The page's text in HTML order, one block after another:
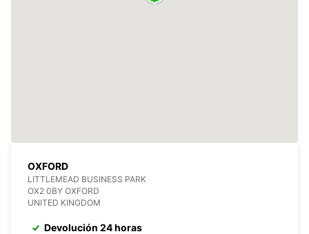
OXFORD
LITTLEMEAD BUSINESS PARK
OX2 0BY OXFORD
UNITED KINGDOM
Devolución 24 horas